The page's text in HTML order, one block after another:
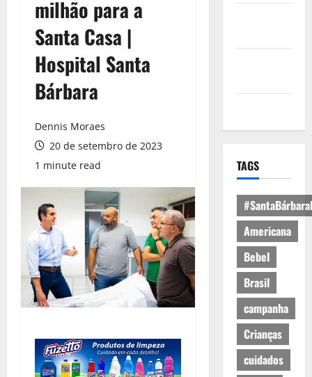
milhão para a
Santa Casa |
Hospital Santa
Bárbara
Dennis Moraes
20 de setembro de 2023
1 minute read
TAGS
Americana
Bebel
Brasil
campanha
Crianças
cuidados